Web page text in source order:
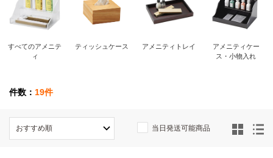
すべてのアメニテ
ィ
ティッシュケース アメニティトレイ
アメニティケー
ス・小物入れ
件数： 19件
当日発送可能商品